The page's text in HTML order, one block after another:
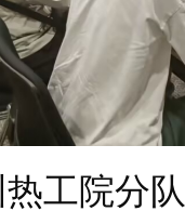
热工院分